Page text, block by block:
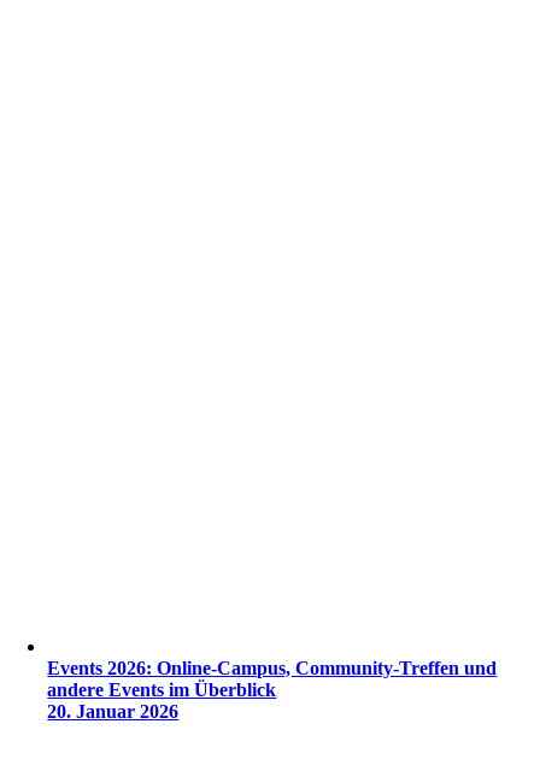
Events 2026: Online-Campus, Community-Treffen und
andere Events im Überblick
20. Januar 2026